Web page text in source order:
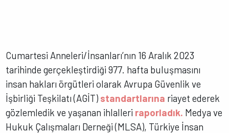
Cumartesi Anneleri/İnsanları’nın 16 Aralık 2023
tarihinde gerçekleştirdiği 977. hafta buluşmasını
insan hakları örgütleri olarak Avrupa Güvenlik ve
İşbirliği Teşkilatı (AGİT) standartlarına riayet ederek
gözlemledik ve yaşanan ihlalleri raporladık. Medya ve
Hukuk Çalışmaları Derneği (MLSA), Türkiye İnsan